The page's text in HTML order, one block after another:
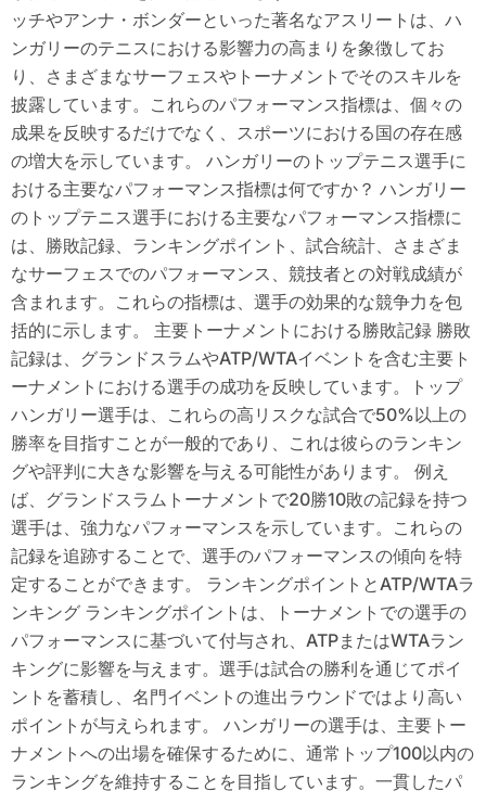
ッチやアンナ・ボンダーといった著名なアスリートは、ハ
ンガリーのテニスにおける影響力の高まりを象徴してお
り、さまざまなサーフェスやトーナメントでそのスキルを
披露しています。これらのパフォーマンス指標は、個々の
成果を反映するだけでなく、スポーツにおける国の存在感
の増大を示しています。 ハンガリーのトップテニス選手に
おける主要なパフォーマンス指標は何ですか？ ハンガリー
のトップテニス選手における主要なパフォーマンス指標に
は、勝敗記録、ランキングポイント、試合統計、さまざま
なサーフェスでのパフォーマンス、競技者との対戦成績が
含まれます。これらの指標は、選手の効果的な競争力を包
括的に示します。 主要トーナメントにおける勝敗記録 勝敗
記録は、グランドスラムやATP/WTAイベントを含む主要ト
ーナメントにおける選手の成功を反映しています。トップ
ハンガリー選手は、これらの高リスクな試合で50%以上の
勝率を目指すことが一般的であり、これは彼らのランキン
グや評判に大きな影響を与える可能性があります。 例え
ば、グランドスラムトーナメントで20勝10敗の記録を持つ
選手は、強力なパフォーマンスを示しています。これらの
記録を追跡することで、選手のパフォーマンスの傾向を特
定することができます。 ランキングポイントとATP/WTAラ
ンキング ランキングポイントは、トーナメントでの選手の
パフォーマンスに基づいて付与され、ATPまたはWTAラン
キングに影響を与えます。選手は試合の勝利を通じてポイ
ントを蓄積し、名門イベントの進出ラウンドではより高い
ポイントが与えられます。 ハンガリーの選手は、主要トー
ナメントへの出場を確保するために、通常トップ100以内の
ランキングを維持することを目指しています。一貫したパ